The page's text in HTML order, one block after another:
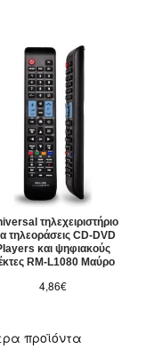
τηλεχειριστήριο
τηλεοράσεις CD-DVD
και ψηφιακούς
RM-L1080 Μαύρο
4,86€
προϊόντα